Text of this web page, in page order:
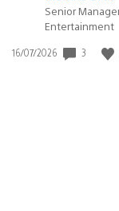
Senior
Entertainment
Data
16/07/2026 3